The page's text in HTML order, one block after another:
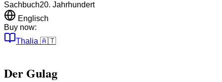
Sachbuch20. Jahrhundert
Englisch
Buy now:
Thalia 🇦🇹
Der Gulag